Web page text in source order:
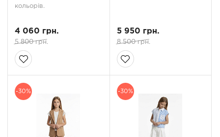
кольорів.
4 060 грн.
5 800 грн.
5 950 грн.
8 500 грн.
-30% -30%